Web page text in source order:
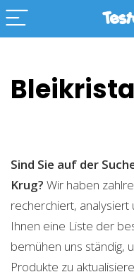
Sind Sie auf der
Krug? Wir haben
recherchiert, analysiert
Ihnen eine Liste der
bemühen uns ständig,
Produkte zu